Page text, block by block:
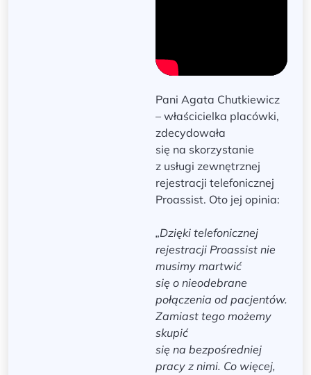
Pani Agata Chutkiewicz
– właścicielka placówki,
zdecydowała
się na skorzystanie
z usługi zewnętrznej
rejestracji telefonicznej
Proassist. Oto jej opinia:
„Dzięki telefonicznej
rejestracji Proassist nie
musimy martwić
się o nieodebrane
połączenia od pacjentów.
Zamiast tego możemy
skupić
się na bezpośredniej
pracy z nimi. Co więcej,